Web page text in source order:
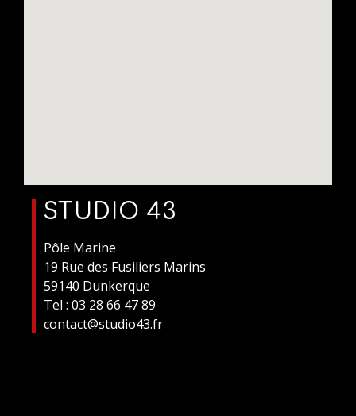
STUDIO 43
Pôle Marine
19 Rue des Fusiliers Marins
59140 Dunkerque
Tel : 03 28 66 47 89
contact@studio43.fr